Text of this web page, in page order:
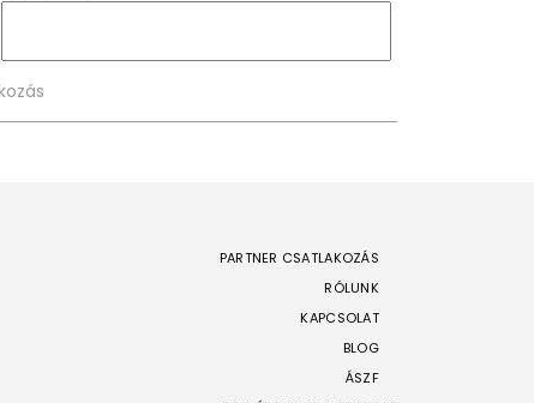
PARTNER CSATLAKOZÁS
RÓLUNK
KAPCSOLAT
BLOG
ÁSZF